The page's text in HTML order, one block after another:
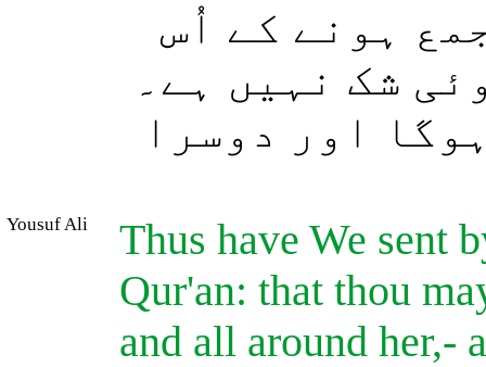
ہونے کے اُس
شک نہیں ہے۔
اور دوسرا
Yousuf Ali
Thus have We sent
Qur'an: that thou
and all around her,-